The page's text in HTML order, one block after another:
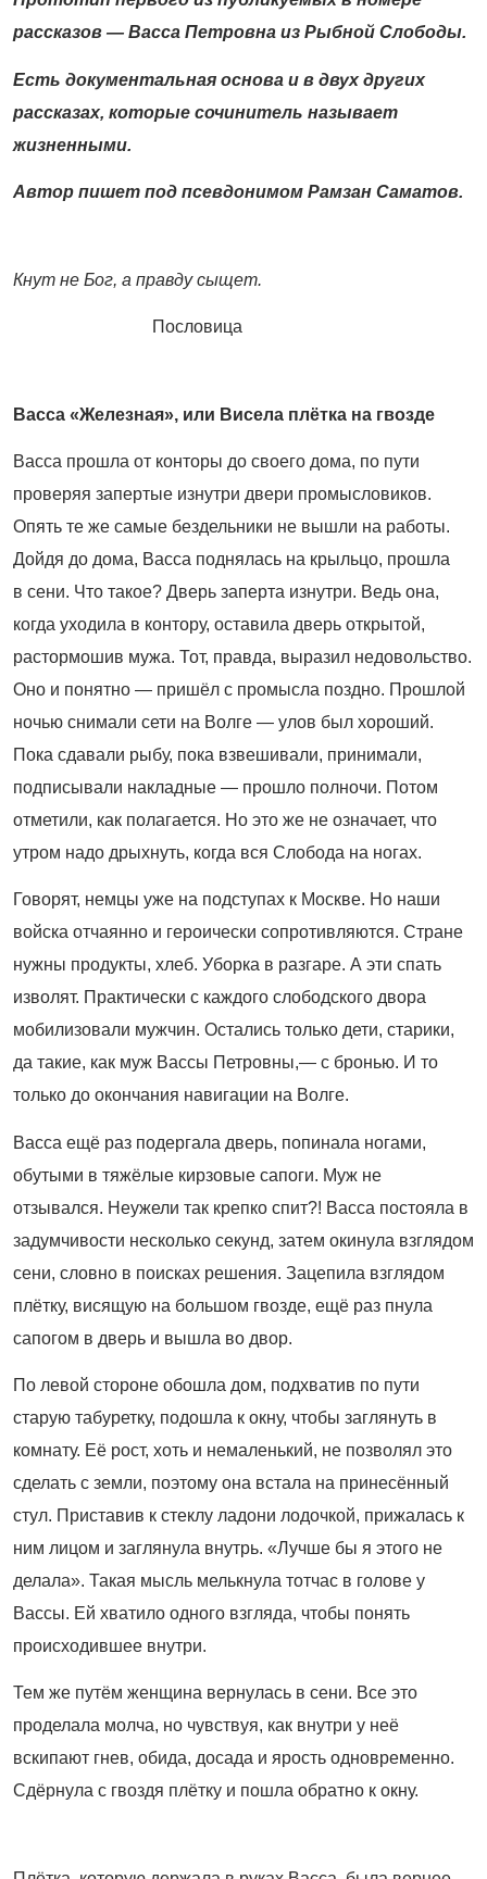
рассказов — Васса Петровна из Рыбной Слободы.
Есть документальная основа и в двух других
рассказах, которые сочинитель называет
жизненными.
Автор пишет под псевдонимом Рамзан Саматов.
Кнут не Бог, а правду сыщет.
Пословица
Васса «Железная», или Висела плётка на гвозде
Васса прошла от конторы до своего дома, по пути
проверяя запертые изнутри двери промысловиков.
Опять те же самые бездельники не вышли на работы.
Дойдя до дома, Васса поднялась на крыльцо, прошла
в сени. Что такое? Дверь заперта изнутри. Ведь она,
когда уходила в контору, оставила дверь открытой,
растормошив мужа. Тот, правда, выразил недовольство.
Оно и понятно — пришёл с промысла поздно. Прошлой
ночью снимали сети на Волге — улов был хороший.
Пока сдавали рыбу, пока взвешивали, принимали,
подписывали накладные — прошло полночи. Потом
отметили, как полагается. Но это же не означает, что
утром надо дрыхнуть, когда вся Слобода на ногах.
Говорят, немцы уже на подступах к Москве. Но наши
войска отчаянно и героически сопротивляются. Стране
нужны продукты, хлеб. Уборка в разгаре. А эти спать
изволят. Практически с каждого слободского двора
мобилизовали мужчин. Остались только дети, старики,
да такие, как муж Вассы Петровны,— с бронью. И то
только до окончания навигации на Волге.
Васса ещё раз подергала дверь, попинала ногами,
обутыми в тяжёлые кирзовые сапоги. Муж не
отзывался. Неужели так крепко спит?! Васса постояла в
задумчивости несколько секунд, затем окинула взглядом
сени, словно в поисках решения. Зацепила взглядом
плётку, висящую на большом гвозде, ещё раз пнула
сапогом в дверь и вышла во двор.
По левой стороне обошла дом, подхватив по пути
старую табуретку, подошла к окну, чтобы заглянуть в
комнату. Её рост, хоть и немаленький, не позволял это
сделать с земли, поэтому она встала на принесённый
стул. Приставив к стеклу ладони лодочкой, прижалась к
ним лицом и заглянула внутрь. «Лучше бы я этого не
делала». Такая мысль мелькнула тотчас в голове у
Вассы. Ей хватило одного взгляда, чтобы понять
происходившее внутри.
Тем же путём женщина вернулась в сени. Все это
проделала молча, но чувствуя, как внутри у неё
вскипают гнев, обида, досада и ярость одновременно.
Сдёрнула с гвоздя плётку и пошла обратно к окну.